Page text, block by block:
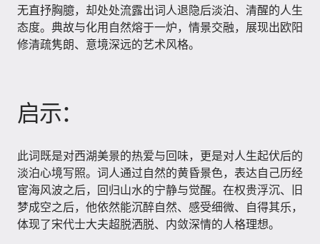
无直抒胸臆，却处处流露出词人退隐后淡泊、清醒的人生
态度。典故与化用自然熔于一炉，情景交融，展现出欧阳
修清疏隽朗、意境深远的艺术风格。
启示：
此词既是对西湖美景的热爱与回味，更是对人生起伏后的
淡泊心境写照。词人通过自然的黄昏景色，表达自己历经
宦海风波之后，回归山水的宁静与觉醒。在权贵浮沉、旧
梦成空之后，他依然能沉醉自然、感受细微、自得其乐，
体现了宋代士大夫超脱洒脱、内敛深情的人格理想。